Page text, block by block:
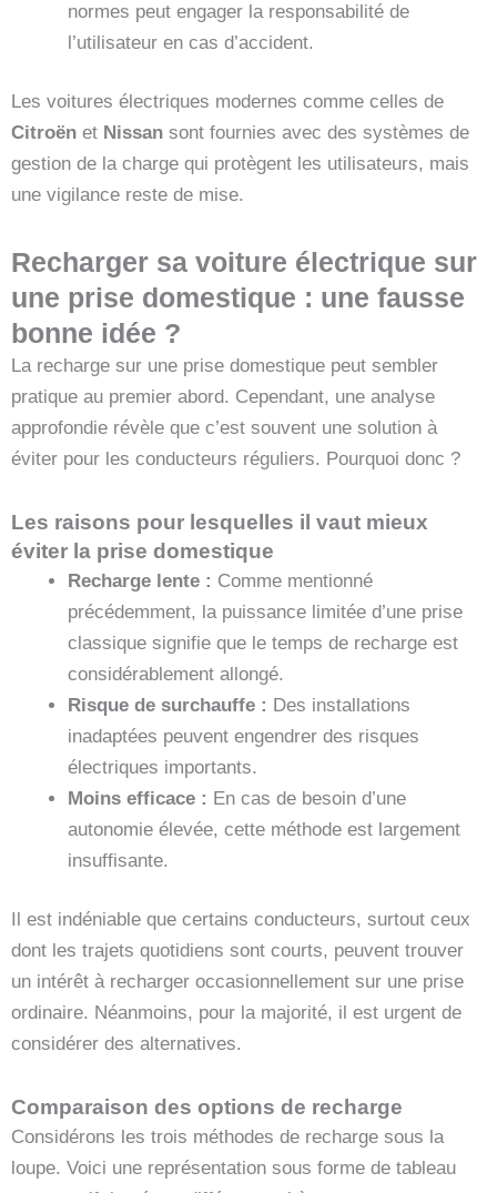
normes peut engager la responsabilité de
l’utilisateur en cas d’accident.
Les voitures électriques modernes comme celles de
Citroën et Nissan sont fournies avec des systèmes de
gestion de la charge qui protègent les utilisateurs, mais
une vigilance reste de mise.
Recharger sa voiture électrique sur
une prise domestique : une fausse
bonne idée ?
La recharge sur une prise domestique peut sembler
pratique au premier abord. Cependant, une analyse
approfondie révèle que c’est souvent une solution à
éviter pour les conducteurs réguliers. Pourquoi donc ?
Les raisons pour lesquelles il vaut mieux
éviter la prise domestique
Recharge lente : Comme mentionné
précédemment, la puissance limitée d’une prise
classique signifie que le temps de recharge est
considérablement allongé.
Risque de surchauffe : Des installations
inadaptées peuvent engendrer des risques
électriques importants.
Moins efficace : En cas de besoin d’une
autonomie élevée, cette méthode est largement
insuffisante.
Il est indéniable que certains conducteurs, surtout ceux
dont les trajets quotidiens sont courts, peuvent trouver
un intérêt à recharger occasionnellement sur une prise
ordinaire. Néanmoins, pour la majorité, il est urgent de
considérer des alternatives.
Comparaison des options de recharge
Considérons les trois méthodes de recharge sous la
loupe. Voici une représentation sous forme de tableau